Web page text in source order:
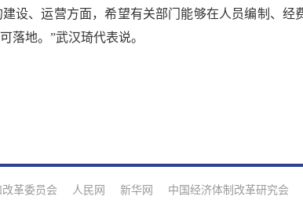
设、运营方面，希望有关部门能够在人员编制、
落地。”武汉琦代表说。
改革委员会 人民网 新华网 中国经济体制改革研究会